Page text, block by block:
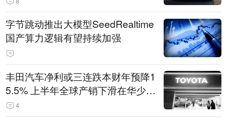
字节跳动推出大模型SeedRealtime
国产算力逻辑有望持续加强
丰田汽车净利或三连跌本财年预降1
5.5% 上半年全球产销下滑在华少卖
14.3万辆
4